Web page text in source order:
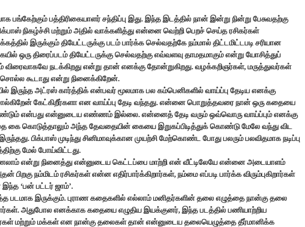
பங்கேற்கும் பத்திரிகையாளர் சந்திப்பு இது. இந்த இடத்தில் நான் இன்று நின்று பேசுவதற்கு
நிகழ்ச்சி மற்றும் அதில் வாக்களித்து என்னை வெற்றி பெறச் செய்த ரசிகர்கள்
இருக்கும் தியேட்டருக்கு படம் பார்க்க செல்வதற்கே நம்மால் திட்டமிட்டபடி சரியான
ஒரு திரைப்படம் தியேட்டருக்கு செல்வதற்கு எவ்வளவு தாமதமாகும் என்று யோசித்துப்
நடக்கிறது என்று தான் எனக்கு தோன்றுகிறது. வழக்கறிஞர்கள், மருத்துவர்கள்
கூடாது என்று நினைக்கிறேன்.
இருந்த அட்ரஸ் கார்த்திக் என்பவர் மூலமாக பல கம்பெனிகளில் வாய்ப்பு தேடிய எனக்கு
கேட்கிறீர்களா என வாய்ப்பு தேடி வந்தது. என்னை பொறுத்தவரை நான் ஒரு கதையை
என்பது என்னுடைய எண்ணம் இல்லை. என்னைத் தேடி வரும் ஒவ்வொரு வாய்ப்பும் எனக்கு
கொடுத்தாலும் அந்த தேவதையின் கையை இறுகப்பிடித்துக் கொண்டு மேலே வந்து விட
பிக்பாஸ் முடிந்து சினிமாவுக்கான முயற்சி மேற்கொண்ட போது பலரும் பலவிதமாக நடிப்பு
மேல் போய்விட்டது.
என்று நினைத்து என்னுடைய கெட்டப்பை மாற்றி என் வீட்டிலேயே என்னை அடையாளம்
நம்மிடம் ரசிகர்கள் என்ன எதிர்பார்க்கிறார்கள், நம்மை எப்படி பார்க்க விரும்புகிறார்கள்
‘பன் பட்டர் ஜாம்’.
படமாக இருக்கும். புராண கதைகளில் எல்லாம் மனிதர்களின் தலை எழுத்தை நான்கு தலை
அதுபோல எனக்காக கதையை எழுதிய இயக்குனர், இந்த படத்தில் பணியாற்றிய
மற்றும் மக்கள் என நான்கு தலைகள் தான் என்னுடைய தலையெழுத்தை தீர்மானிக்க